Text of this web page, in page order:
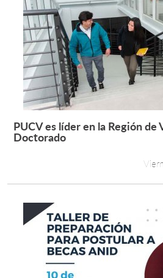
PUCV es líder en la Región de
Doctorado